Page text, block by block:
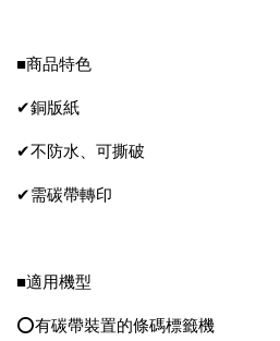
■商品特色
✔銅版紙
✔不防水、可撕破
✔需碳帶轉印
■適用機型
⭕有碳帶裝置的條碼標籤機